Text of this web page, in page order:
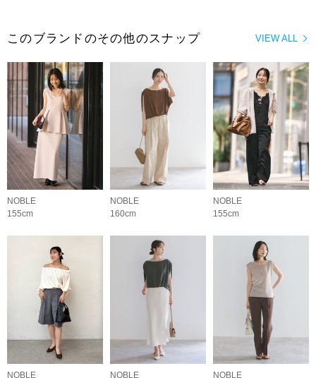
VIEW ALL
このブランドのその他のスナップ
NOBLE
155cm
NOBLE
160cm
NOBLE
155cm
NOBLE
NOBLE
NOBLE